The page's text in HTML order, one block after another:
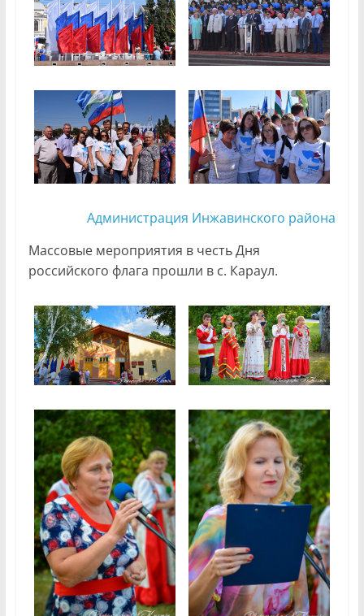
Администрация Инжавинского района
Массовые мероприятия в честь Дня
российского флага прошли в с. Караул.